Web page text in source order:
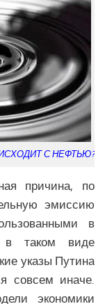
С НЕФТЬЮ?
причина, по
эмиссию
в
в таком виде
указы Путина
совсем иначе.
экономики